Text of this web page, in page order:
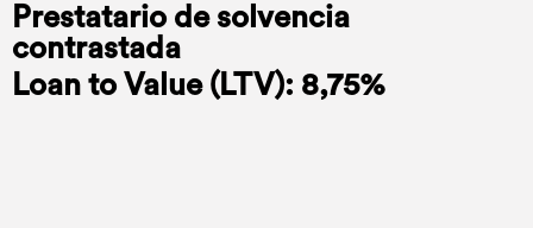
Prestatario de solvencia
contrastada
Loan to Value (LTV): 8,75%